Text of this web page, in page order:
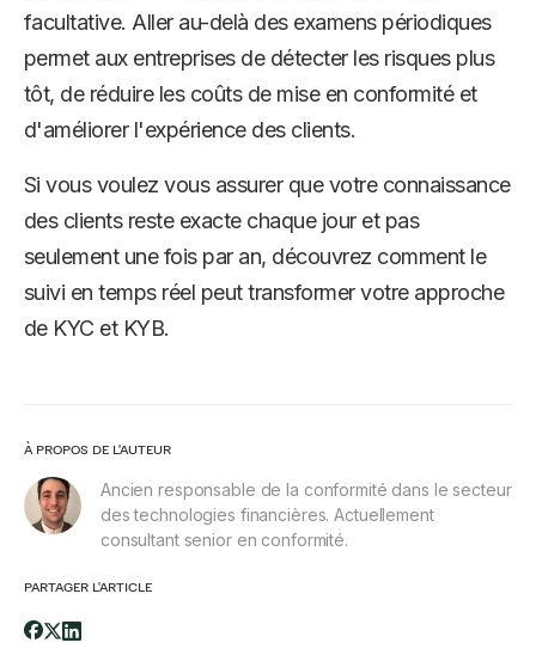
facultative. Aller au-delà des examens périodiques
permet aux entreprises de détecter les risques plus
tôt, de réduire les coûts de mise en conformité et
d'améliorer l'expérience des clients.
Si vous voulez vous assurer que votre connaissance
des clients reste exacte chaque jour et pas
seulement une fois par an, découvrez comment le
suivi en temps réel peut transformer votre approche
de KYC et KYB.
À PROPOS DE L'AUTEUR
Ancien responsable de la conformité dans le secteur
des technologies financières. Actuellement
consultant senior en conformité.
PARTAGER L'ARTICLE